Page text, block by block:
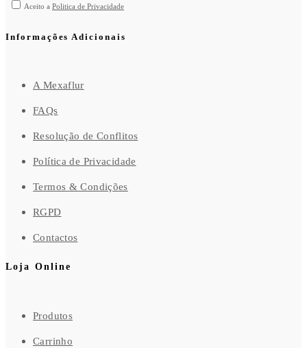
Aceito a Politica de Privacidade
Informações Adicionais
A Mexaflur
FAQs
Resolução de Conflitos
Política de Privacidade
Termos & Condições
RGPD
Contactos
Loja Online
Produtos
Carrinho